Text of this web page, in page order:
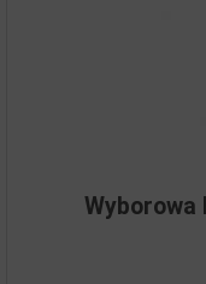
Wyborowa